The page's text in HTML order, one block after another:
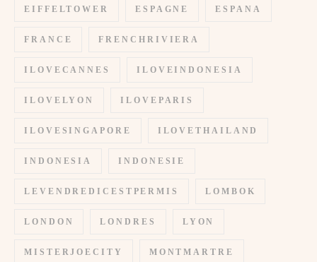
EIFFELTOWER ESPAGNE ESPANA
FRANCE FRENCHRIVIERA
ILOVECANNES ILOVEINDONESIA
ILOVELYON ILOVEPARIS
ILOVESINGAPORE ILOVETHAILAND
INDONESIA INDONESIE
LEVENDREDICESTPERMIS LOMBOK
LONDON LONDRES LYON
MISTERJOECITY MONTMARTRE